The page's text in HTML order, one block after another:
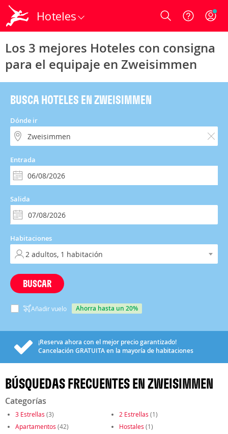
Hoteles Login
Los 3 mejores Hoteles con consigna
para el equipaje en Zweisimmen
BUSCA HOTELES EN ZWEISIMMEN
Dónde ir
Entrada
Salida
Habitaciones
BUSCAR
Añadir vuelo ahorra hasta un 20%
¡Reserva ahora con el mejor precio garantizado!
Cancelación GRATUITAen la mayoría de habitaciones
BÚSQUEDAS FRECUENTES EN ZWEISIMMEN
Categorías
3 Estrellas (3) 2 Estrellas (1)
Apartamentos (42) Hostales (1)